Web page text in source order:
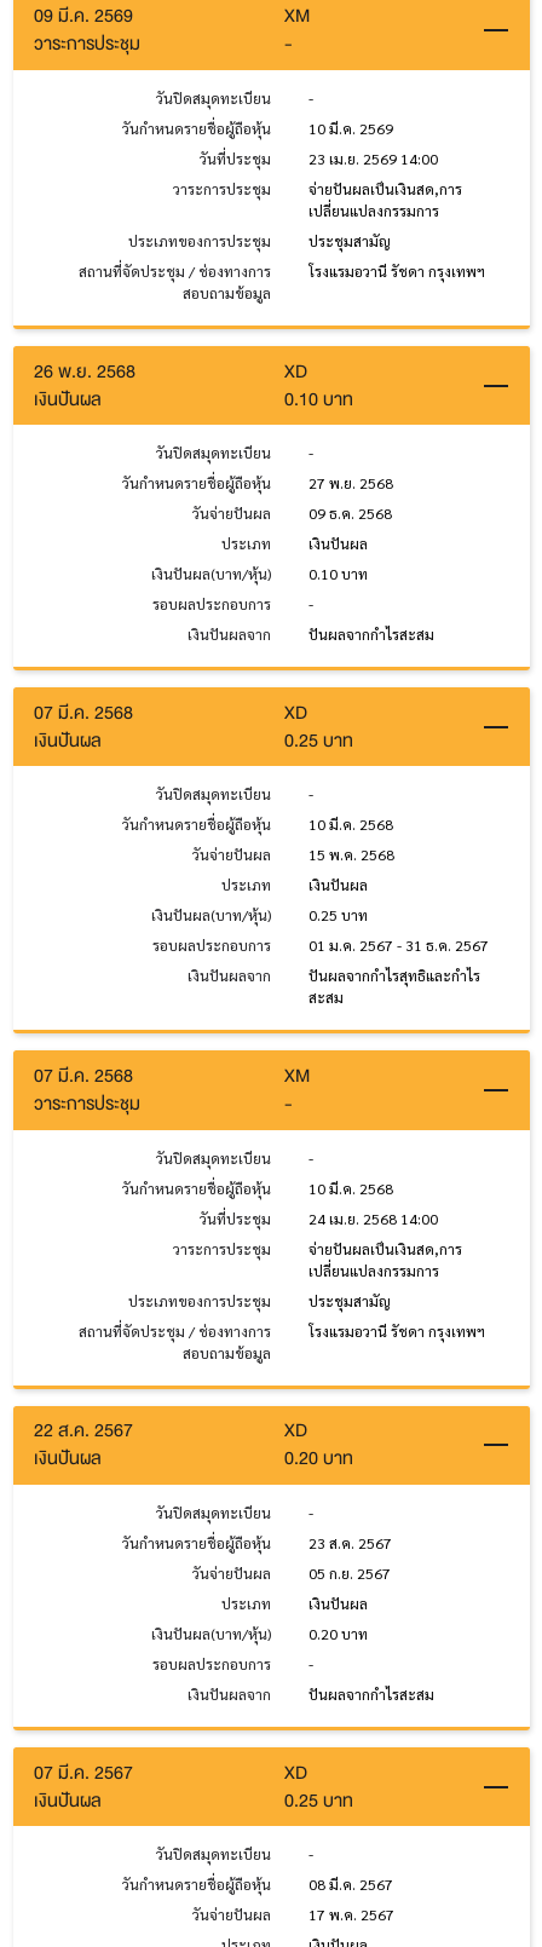
09 มี.ค. 2569
XM
วาระการประชุม
-
วันปิดสมุดทะเบียน
-
วันกำหนดรายชื่อผู้ถือหุ้น
10 มี.ค. 2569
วันที่ประชุม
23 เม.ย. 2569 14:00
วาระการประชุม
จ่ายปันผลเป็นเงินสด,การ
เปลี่ยนแปลงกรรมการ
ประเภทของการประชุม
ประชุมสามัญ
สถานที่จัดประชุม / ช่องทางการ
สอบถามข้อมูล
โรงแรมอวานี รัชดา กรุงเทพฯ
26 พ.ย. 2568
XD
เงินปันผล
0.10 บาท
วันปิดสมุดทะเบียน
-
วันกำหนดรายชื่อผู้ถือหุ้น
27 พ.ย. 2568
วันจ่ายปันผล
09 ธ.ค. 2568
ประเภท
เงินปันผล
เงินปันผล(บาท/หุ้น)
0.10 บาท
รอบผลประกอบการ
-
เงินปันผลจาก
ปันผลจากกำไรสะสม
07 มี.ค. 2568
XD
เงินปันผล
0.25 บาท
วันปิดสมุดทะเบียน
-
วันกำหนดรายชื่อผู้ถือหุ้น
10 มี.ค. 2568
วันจ่ายปันผล
15 พ.ค. 2568
ประเภท
เงินปันผล
เงินปันผล(บาท/หุ้น)
0.25 บาท
รอบผลประกอบการ
01 ม.ค. 2567 - 31 ธ.ค. 2567
เงินปันผลจาก
ปันผลจากกำไรสุทธิและกำไร
สะสม
07 มี.ค. 2568
XM
วาระการประชุม
-
วันปิดสมุดทะเบียน
-
วันกำหนดรายชื่อผู้ถือหุ้น
10 มี.ค. 2568
วันที่ประชุม
24 เม.ย. 2568 14:00
วาระการประชุม
จ่ายปันผลเป็นเงินสด,การ
เปลี่ยนแปลงกรรมการ
ประเภทของการประชุม
ประชุมสามัญ
สถานที่จัดประชุม / ช่องทางการ
สอบถามข้อมูล
โรงแรมอวานี รัชดา กรุงเทพฯ
22 ส.ค. 2567
XD
เงินปันผล
0.20 บาท
วันปิดสมุดทะเบียน
-
วันกำหนดรายชื่อผู้ถือหุ้น
23 ส.ค. 2567
วันจ่ายปันผล
05 ก.ย. 2567
ประเภท
เงินปันผล
เงินปันผล(บาท/หุ้น)
0.20 บาท
รอบผลประกอบการ
-
เงินปันผลจาก
ปันผลจากกำไรสะสม
07 มี.ค. 2567
XD
เงินปันผล
0.25 บาท
วันปิดสมุดทะเบียน
-
วันกำหนดรายชื่อผู้ถือหุ้น
08 มี.ค. 2567
วันจ่ายปันผล
17 พ.ค. 2567